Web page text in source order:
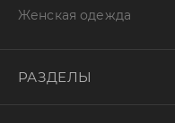
Женская одежда
РАЗДЕЛЫ